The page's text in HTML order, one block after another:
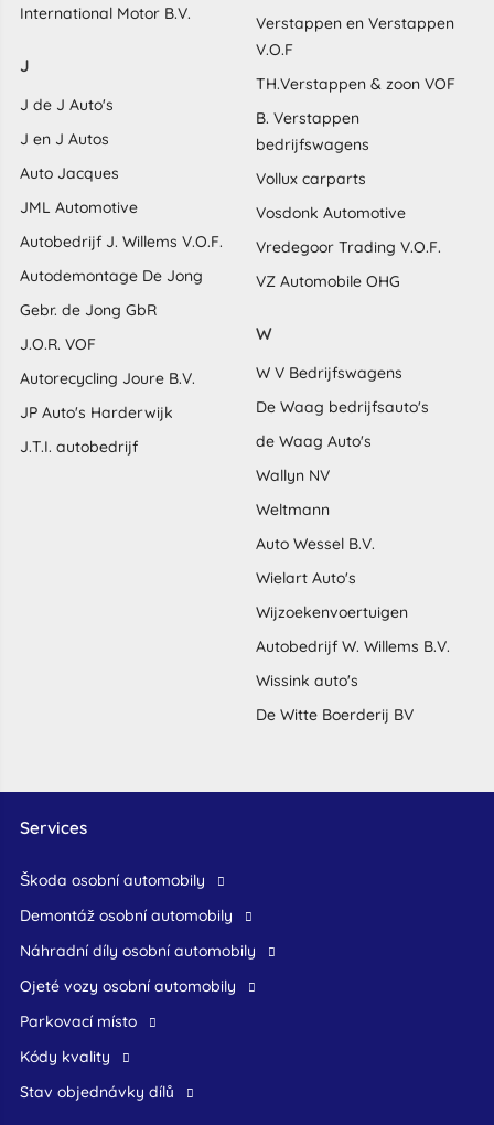
International Motor B.V.
J
J de J Auto's
J en J Autos
Auto Jacques
JML Automotive
Autobedrijf J. Willems V.O.F.
Autodemontage De Jong
Gebr. de Jong GbR
J.O.R. VOF
Autorecycling Joure B.V.
JP Auto's Harderwijk
J.T.I. autobedrijf
Verstappen en Verstappen
V.O.F
TH.Verstappen & zoon VOF
B. Verstappen
bedrijfswagens
Vollux carparts
Vosdonk Automotive
Vredegoor Trading V.O.F.
VZ Automobile OHG
W
W V Bedrijfswagens
De Waag bedrijfsauto's
de Waag Auto's
Wallyn NV
Weltmann
Auto Wessel B.V.
Wielart Auto's
Wijzoekenvoertuigen
Autobedrijf W. Willems B.V.
Wissink auto's
De Witte Boerderij BV
Services
škoda osobní automobily
demontáž osobní automobily
náhradní díly osobní automobily
ojeté vozy osobní automobily
Parkovací místo
Kódy kvality
Stav objednávky dílů